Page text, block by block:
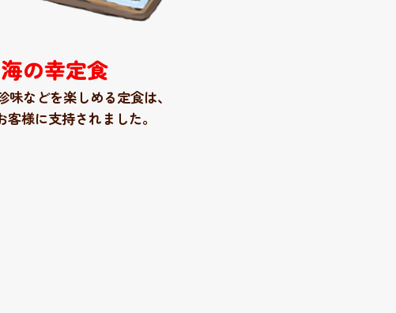
海の幸定食
味などを楽しめる定食は、
客様に支持されました。